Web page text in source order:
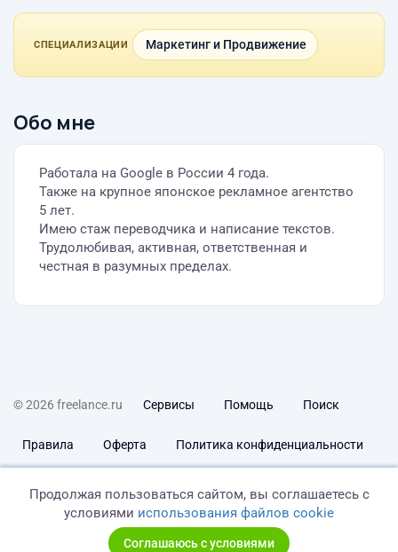
СПЕЦИАЛИЗАЦИИ Маркетинг и Продвижение
Обо мне
Работала на Google в России 4 года.
Также на крупное японское рекламное агентство
5 лет.
Имею стаж переводчика и написание текстов.
Трудолюбивая, активная, ответственная и
честная в разумных пределах.
© 2026 freelance.ru Сервисы Помощь Поиск
Правила Оферта Политика конфиденциальности
Продолжая пользоваться сайтом, вы соглашаетесь с
условиями использования файлов cookie
Соглашаюсь с условиями